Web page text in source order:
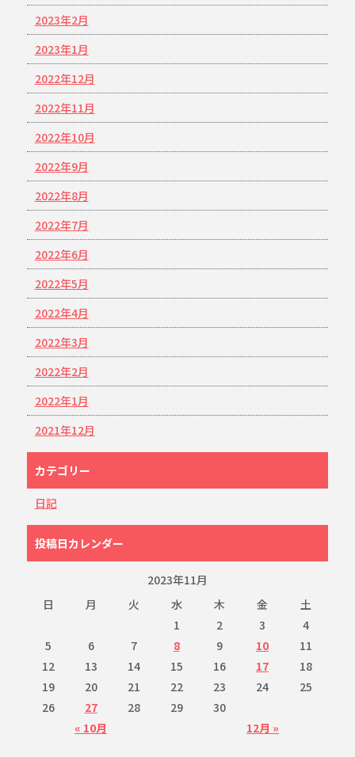
2023年2月
2023年1月
2022年12月
2022年11月
2022年10月
2022年9月
2022年8月
2022年7月
2022年6月
2022年5月
2022年4月
2022年3月
2022年2月
2022年1月
2021年12月
カテゴリー
日記
投稿日カレンダー
2023年11月
日
月 火 水 木 金 土
« 10月 12月 »
1 2 3
4
5
6 7 8 9 10
11
12
13 14 15 16 17
18
19
20 21 22 23 24
25
26
27 28 29 30